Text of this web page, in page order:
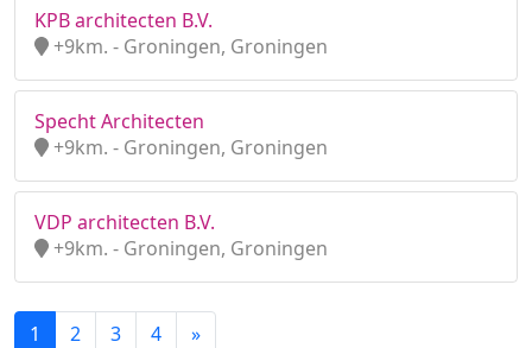
KPB architecten B.V.
+9km. - Groningen, Groningen
Specht Architecten
+9km. - Groningen, Groningen
VDP architecten B.V.
+9km. - Groningen, Groningen
1 2 3 4 »